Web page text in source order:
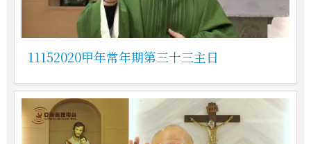
11152020甲年常年期第三十三主日